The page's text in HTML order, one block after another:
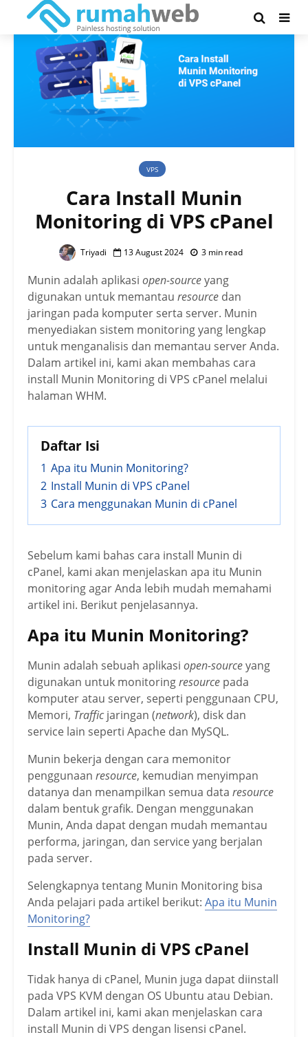
VPS
Cara Install Munin
Monitoring di VPS cPanel
Triyadi 13 August 2024 3 min read
Munin adalah aplikasi open-sourceyang
digunakan untuk memantau resource dan
jaringan pada komputer serta server. Munin
menyediakan sistem monitoring yang lengkap
untuk menganalisis dan memantau server Anda.
Dalam artikel ini, kami akan membahas cara
install Munin Monitoring di VPS cPanel melalui
halaman WHM.
Daftar Isi
1 Apa itu Munin Monitoring?
2 Install Munin di VPS cPanel
3 Cara menggunakan Munin di cPanel
Sebelum kami bahas cara install Munin di
cPanel, kami akan menjelaskan apa itu Munin
monitoring agar Anda lebih mudah memahami
artikel ini. Berikut penjelasannya.
Apa itu Munin Monitoring?
Munin adalah sebuah aplikasi open-sourceyang
digunakan untuk monitoringresource pada
komputer atau server, seperti penggunaan CPU,
Memori, Trafficjaringan (network), disk dan
service lain seperti Apache dan MySQL.
Munin bekerja dengan cara memonitor
penggunaan resource, kemudian menyimpan
datanya dan menampilkan semua data resource
dalam bentuk grafik. Dengan menggunakan
Munin, Anda dapat dengan mudah memantau
performa, jaringan, dan service yang berjalan
pada server.
Selengkapnya tentang Munin Monitoring bisa
Anda pelajari pada artikel berikut: Apa itu Munin
Monitoring?
Install Munin di VPS cPanel
Tidak hanya di cPanel, Munin juga dapat diinstall
pada VPS KVM dengan OS Ubuntu atau Debian.
Dalam artikel ini, kami akan menjelaskan cara
install Munin di VPS dengan lisensi cPanel.